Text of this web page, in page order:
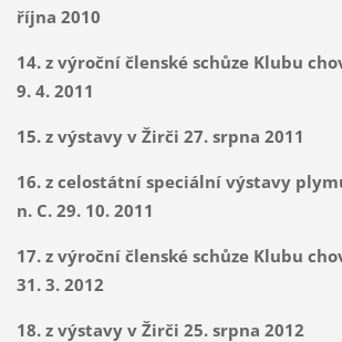
října 2010
14. z výroční členské schůze Klubu
9. 4. 2011
15. z výstavy v Žirči 27. srpna 2011
16. z celostátní speciální výstavy
n. C. 29. 10. 2011
17. z výroční členské schůze Klubu
31. 3. 2012
18. z výstavy v Žirči 25. srpna 2012